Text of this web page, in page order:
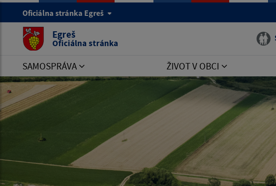
Oficiálna stránka Egreš
Egreš
Oficiálna stránka
SAMOSPRÁVA ŽIVOT V OBCI